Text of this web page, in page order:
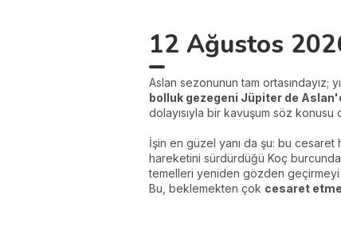
12 Ağustos
Aslan sezonunun tam
bolluk gezegeni Jüpiter de
dolayısıyla bir kavuşum söz
İşin en güzel yanı da şu: bu cesaret
hareketini sürdürdüğü Koç
temelleri yeniden gözden geçirmeyi
Bu, beklemekten çok cesaret